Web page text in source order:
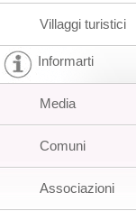
Villaggi turistici
Informarti
Media
Comuni
Associazioni